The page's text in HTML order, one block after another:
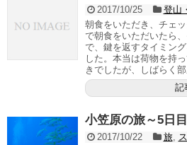
2017/10/25 登山
朝食をいただき、チェ
で朝食をいただいたら
で、鍵を返すタイミン
した。本当は荷物を持
きでしたが、しばらく
記
小笠原の旅～5日目
2017/10/22 旅,